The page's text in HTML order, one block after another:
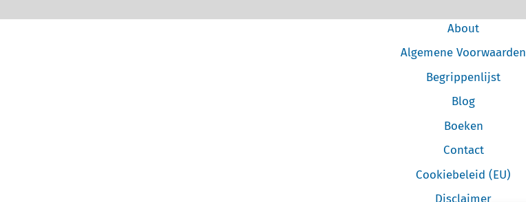
About
Algemene Voorwaarden
Begrippenlijst
Blog
Boeken
Contact
Cookiebeleid (EU)
Disclaimer